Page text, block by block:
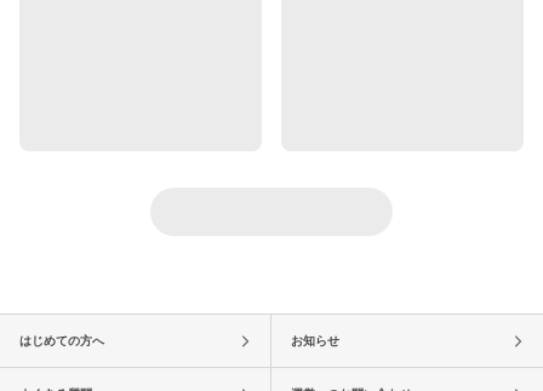
はじめての方へ お知らせ